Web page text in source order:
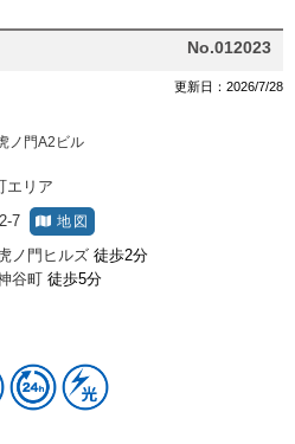
No.012023
更新日：2026/7/28
エリア
7 地図
ノ門ヒルズ 徒歩2分
谷町 徒歩5分